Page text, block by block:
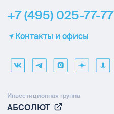
+7 (495) 025-77-77
Контакты и офисы
Инвестиционная группа
АБСОЛЮТ